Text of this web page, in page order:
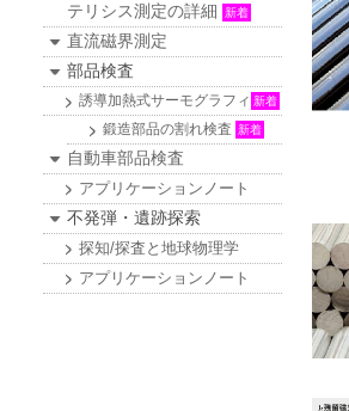
テリシス測定の詳細
新着
直流磁界測定
部品検査
誘導加熱式サーモグラフィ 新着
鍛造部品の割れ検査 新着
自動車部品検査
アプリケーションノート
不発弾・遺跡探索
探知/探査と地球物理学
アプリケーションノート